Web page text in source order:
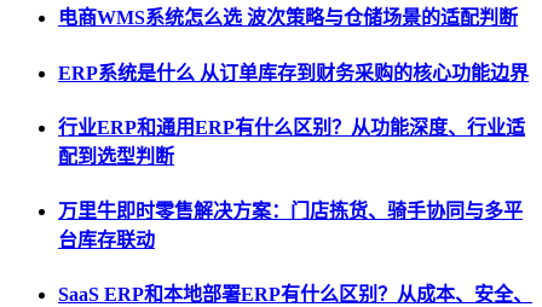
电商WMS系统怎么选 波次策略与仓储场景的适配判断
ERP系统是什么 从订单库存到财务采购的核心功能边界
行业ERP和通用ERP有什么区别？从功能深度、行业适
配到选型判断
万里牛即时零售解决方案：门店拣货、骑手协同与多平
台库存联动
SaaS ERP和本地部署ERP有什么区别？从成本、安全、